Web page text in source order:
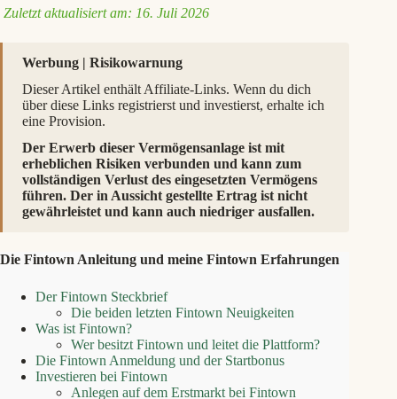
Zuletzt aktualisiert am: 16. Juli 2026
Werbung | Risikowarnung
Dieser Artikel enthält Affiliate-Links. Wenn du dich
über diese Links registrierst und investierst, erhalte ich
eine Provision.
Der Erwerb dieser Vermögensanlage ist mit
erheblichen Risiken verbunden und kann zum
vollständigen Verlust des eingesetzten Vermögens
führen. Der in Aussicht gestellte Ertrag ist nicht
gewährleistet und kann auch niedriger ausfallen.
Die Fintown Anleitung und meine Fintown Erfahrungen
Der Fintown Steckbrief
Die beiden letzten Fintown Neuigkeiten
Was ist Fintown?
Wer besitzt Fintown und leitet die Plattform?
Die Fintown Anmeldung und der Startbonus
Investieren bei Fintown
Anlegen auf dem Erstmarkt bei Fintown